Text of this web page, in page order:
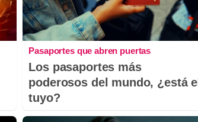
Pasaportes que abren puertas
Los pasaportes más
poderosos del mundo, ¿está el
tuyo?